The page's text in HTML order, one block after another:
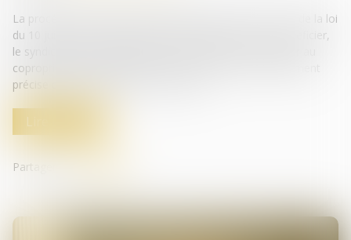
La procédure accélérée au fond prévue par l'article 19-2 de la loi
du 10 juillet 1965 est strictement encadrée. Pour en bénéficier,
le syndicat des copropriétaires doit notamment adresser au
copropriétaire défaillant une mise en demeure suffisamment
précise quant aux sommes réclamées...
Lire la suite
Partager sur